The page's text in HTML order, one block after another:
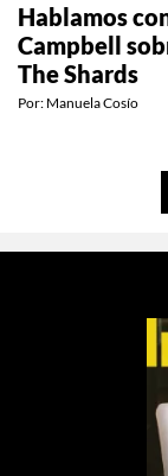
Hablamos
Campbell
The Shards
Por: Manuela Cosío